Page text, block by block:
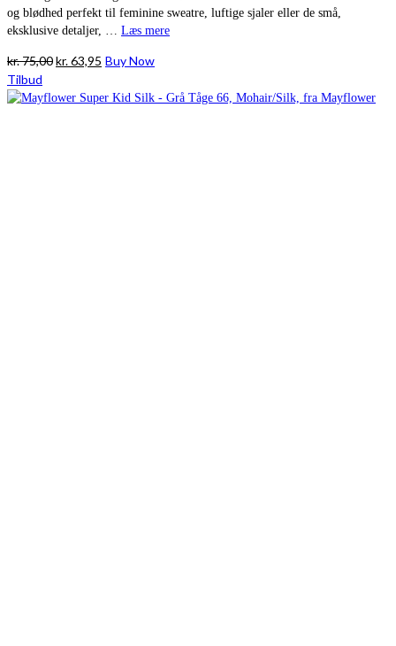
og blødhed perfekt til feminine sweatre, luftige sjaler eller de små,
eksklusive detaljer, … Læs mere
kr.75,00Den
pris
kr.63,95 Den
pris
Buy Now
Tilbud